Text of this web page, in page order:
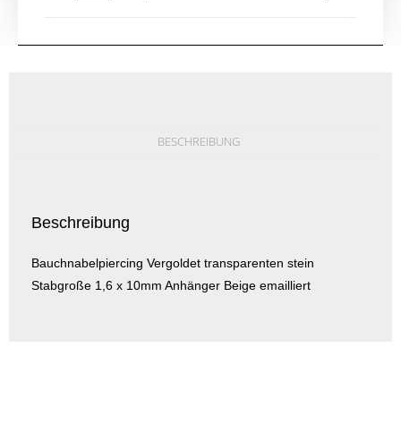
BESCHREIBUNG
Beschreibung
Bauchnabelpiercing Vergoldet transparenten stein
Stabgroße 1,6 x 10mm Anhänger Beige emailliert